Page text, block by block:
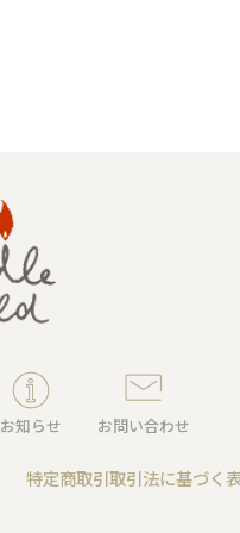
ユニティーセレモニー
お知らせ お問い合わせ
特定商取引取引法に基づく